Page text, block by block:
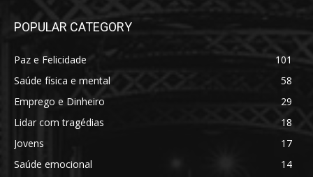
POPULAR CATEGORY
Paz e Felicidade
101
Saúde física e mental
58
Emprego e Dinheiro
29
Lidar com tragédias
18
Jovens
17
Saúde emocional
14